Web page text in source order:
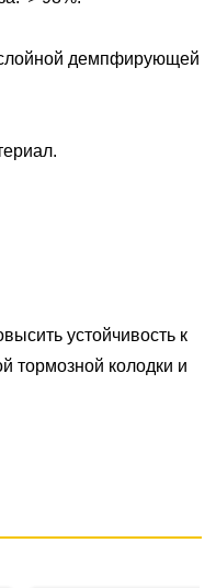
демпфирующей
устойчивость к
тормозной колодки и